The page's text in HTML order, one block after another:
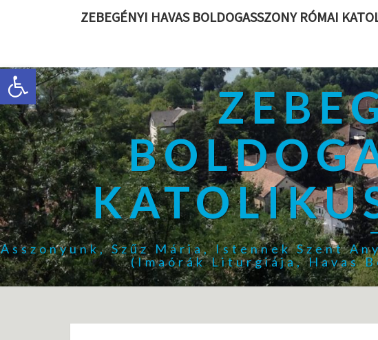
Eszköztár megnyitása
ZEBEGÉNYI HAVAS BOLDOGASSZONY RÓMAI
Asszonyunk, Szűz Mária, Istennek Szent
(Imaórák Liturgiája, Havas